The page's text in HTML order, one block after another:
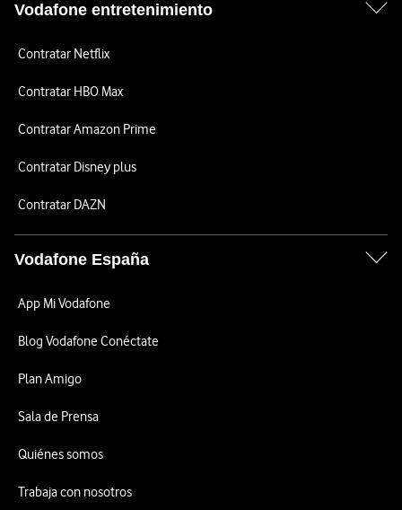
Vodafone entretenimiento
Contratar Netflix
Contratar HBO Max
Contratar Amazon Prime
Contratar Disney plus
Contratar DAZN
Vodafone España
App Mi Vodafone
Blog Vodafone Conéctate
Plan Amigo
Sala de Prensa
Quiénes somos
Trabaja con nosotros